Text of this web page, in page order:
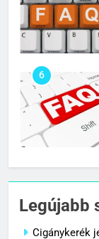
6
7
Legújabb
Cigánykerék